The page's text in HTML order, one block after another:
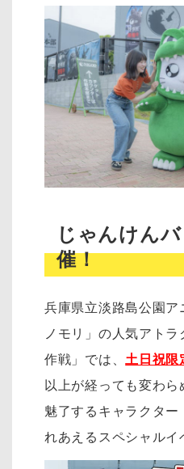
じゃんけん
催！
兵庫県立淡路島公園ア
ノモリ」の人気アト
作戦」では、土日祝限
以上が経っても変わ
魅了するキャラクタ
れあえるスペシャルイ